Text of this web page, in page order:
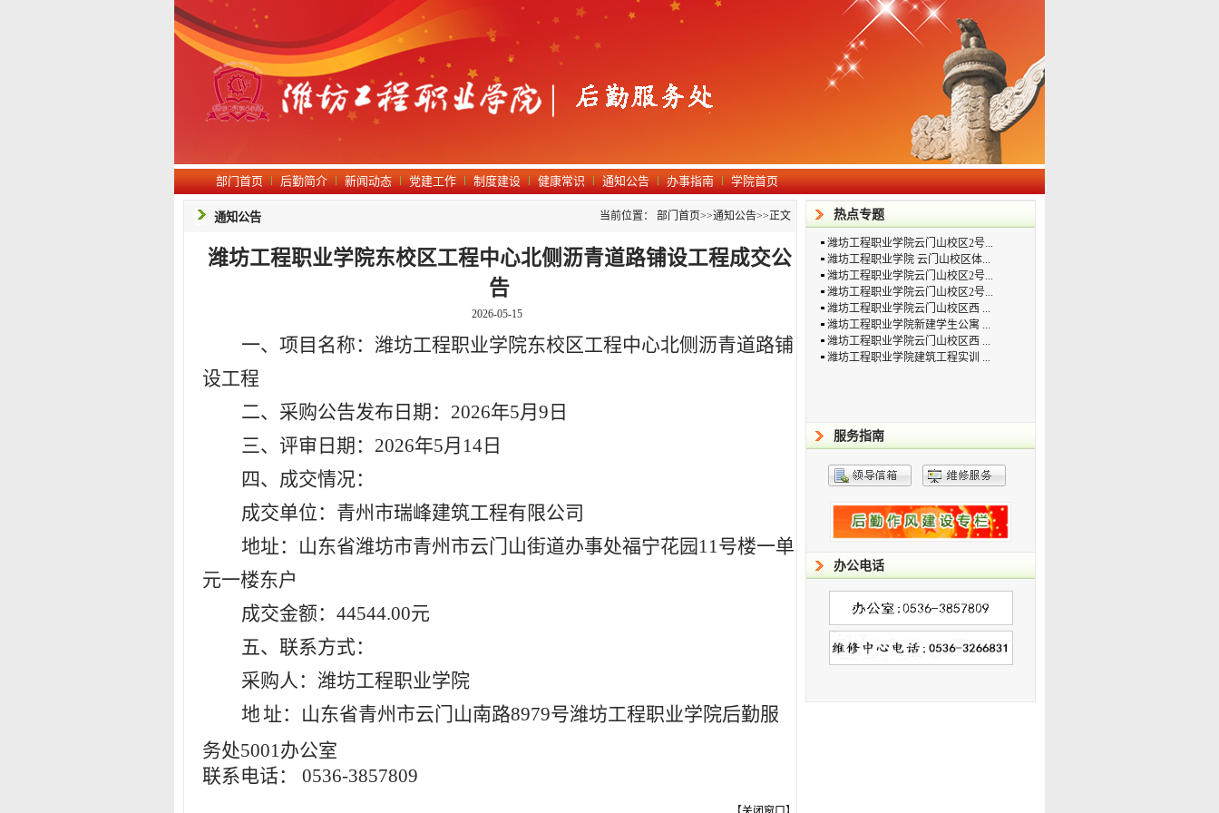
部门首页 后勤简介 新闻动态 党建工作 制度建设 健康常识 通知公告 办事指南 学院首页
通知公告 当前位置： 部门首页>>通知公告>>正文
潍坊工程职业学院东校区工程中心北侧沥青道路铺设工程成交公
告
2026-05-15
一、项目名称： 潍坊工程职业学院东校区工程中心北侧沥青道路铺
设工程
二、采购公告发布日期： 2026年5月 9 日
三、评审日期： 2026年5月 14 日
四、成交情况：
成交单位：青州 市瑞峰建筑工程有限公司
地址： 山东省潍坊市青州市云门山街道办事处福宁花园 11号楼一单
元一楼东户
成交金额： 44544.00元
五、联系方式：
采购人：潍坊工程职业学院
地址：山东省青州市云门山南路8979号潍坊工程职业学院后勤服
务处5001办公室
联系电话： 0536-3857809
热点专题
潍坊工程职业学院云门山校区2号...
潍坊工程职业学院 云门山校区体...
潍坊工程职业学院云门山校区2号...
潍坊工程职业学院云门山校区2号...
潍坊工程职业学院云门山校区西 ...
潍坊工程职业学院新建学生公寓 ...
潍坊工程职业学院云门山校区西 ...
潍坊工程职业学院建筑工程实训 ...
服务指南
办公电话